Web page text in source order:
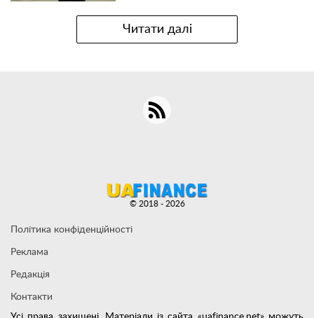
Читати далі
Політика конфіденційності
Реклама
Редакція
Контакти
© 2018 - 2026